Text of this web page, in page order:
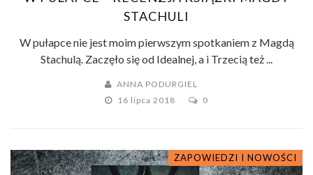
STACHULI
W pułapce nie jest moim pierwszym spotkaniem z Magdą
Stachulą. Zaczęło się od Idealnej, a i Trzecią też ...
ANNA PODURGIEL
16 lipca 2018
0
ZAPOWIEDZI I NOWOŚCI